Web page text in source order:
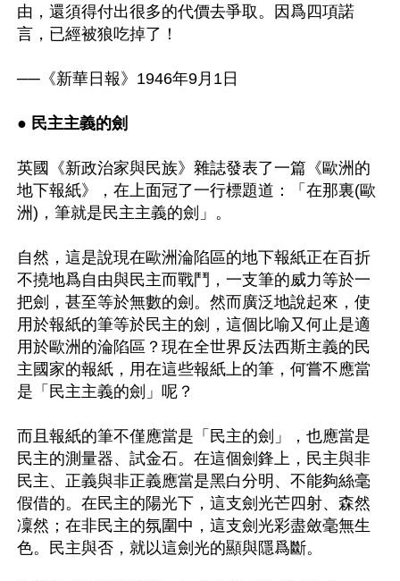
由，還須得付出很多的代價去爭取。因爲四項諾
言，已經被狼吃掉了！
──《新華日報》1946年9月1日
● 民主主義的劍
英國《新政治家與民族》雜誌發表了一篇《歐洲的
地下報紙》，在上面冠了一行標題道：「在那裏(歐
洲)，筆就是民主主義的劍」。
自然，這是說現在歐洲淪陷區的地下報紙正在百折
不撓地爲自由與民主而戰鬥，一支筆的威力等於一
把劍，甚至等於無數的劍。然而廣泛地說起來，使
用於報紙的筆等於民主的劍，這個比喻又何止是適
用於歐洲的淪陷區？現在全世界反法西斯主義的民
主國家的報紙，用在這些報紙上的筆，何嘗不應當
是「民主主義的劍」呢？
而且報紙的筆不僅應當是「民主的劍」，也應當是
民主的測量器、試金石。在這個劍鋒上，民主與非
民主、正義與非正義應當是黑白分明、不能夠絲毫
假借的。在民主的陽光下，這支劍光芒四射、森然
凜然；在非民主的氛圍中，這支劍光彩盡斂毫無生
色。民主與否，就以這劍光的顯與隱爲斷。